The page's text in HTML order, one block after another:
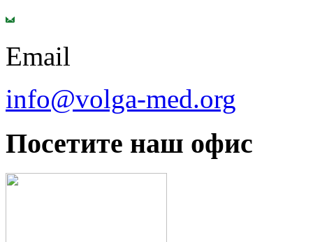
Email
info@volga-med.org
Посетите наш офис